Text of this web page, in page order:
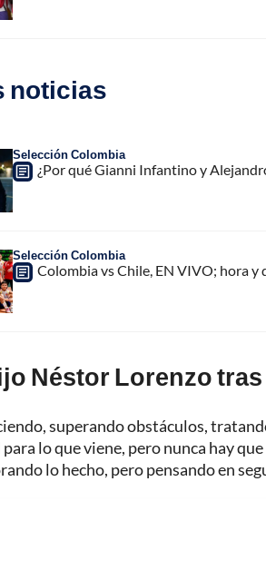
noticias
Selección Colombia
¿Por qué Gianni Infantino y
Selección Colombia
Colombia vs Chile, EN VIVO; hora y
Néstor Lorenzo
superando obstáculos,
lo que viene, pero nunca hay
lo hecho, pero pensando en